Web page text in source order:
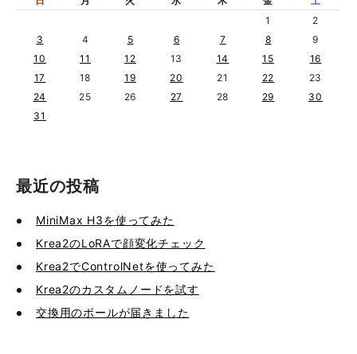
1
2
3
4 5 6 7 8
9
10
11 12 13 14 15
16
17
18 19 20 21 22
23
24
25 26 27 28 29
30
31
最近の投稿
MiniMax H3を使ってみた
Krea2のLoRAで顔変化チェック
Krea2でControlNetを使ってみた
Krea2のカスタムノードを試す
交換用のボールが届きました